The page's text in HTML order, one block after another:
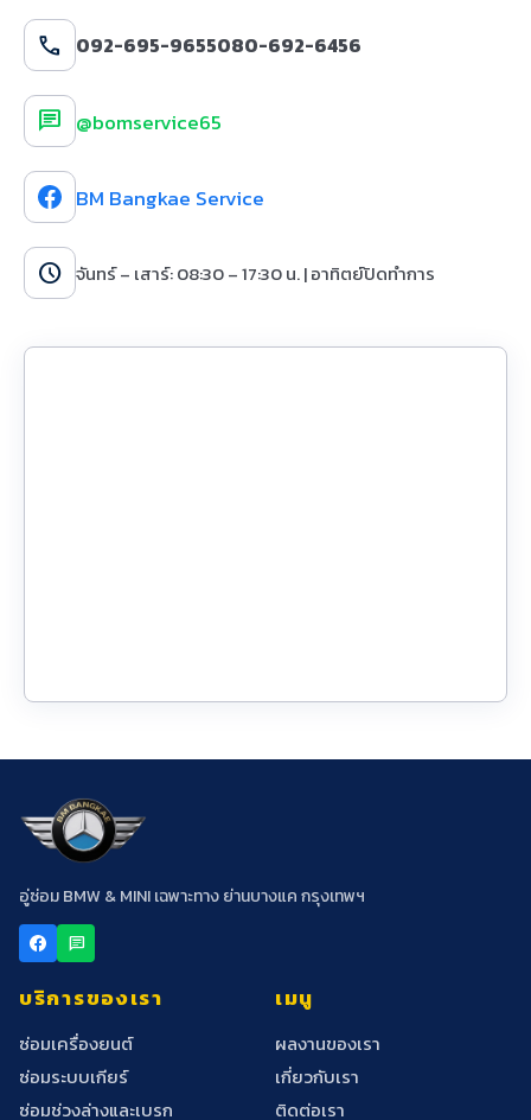
call 092-695-9655080-692-6456
chat @bomservice65
BM Bangkae Service
schedule จันทร์ – เสาร์: 08:30 – 17:30 น. | อาทิตย์ปิดทำการ
อู่ซ่อม BMW & MINI เฉพาะทาง ย่านบางแค กรุงเทพฯ
chat
บริการของเรา
ซ่อมเครื่องยนต์
ซ่อมระบบเกียร์
ซ่อมช่วงล่างและเบรก
เมนู
ผลงานของเรา
เกี่ยวกับเรา
ติดต่อเรา